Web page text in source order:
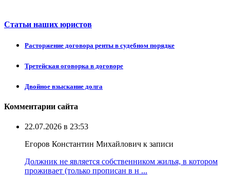
Статьи наших юристов
Расторжение договора ренты в судебном порядке
Третейская оговорка в договоре
Двойное взыскание долга
Комментарии сайта
22.07.2026 в 23:53
Егоров Константин Михайлович к записи
Должник не является собственником жилья, в котором
проживает (только прописан в н ...